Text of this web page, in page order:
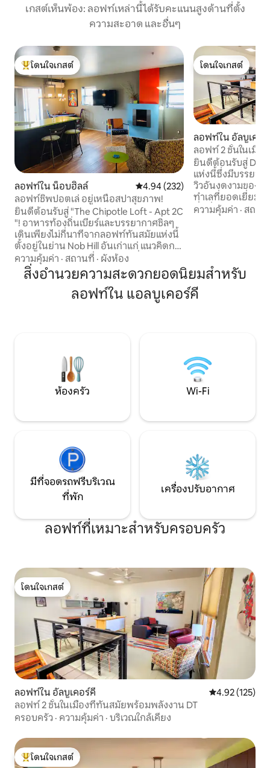
เกสต์เห็นพ้อง: ลอฟท์เหล่านี้ได้รับคะแนนสูงด้านที่ตั้ง
ความสะอาด และอื่นๆ
โดนใจเกสต์ที่สุด
โดนใจเกสต์
ลอฟท์ใน น็อบฮิลล์ คะแนนเฉลี่ย 4.94 จาก 5, 232 รีวิว
4.94 (232)
ลอฟท์ชิพปอตเล่ อยู่เหนือสปาสุขภาพ!
ยินดีต้อนรับสู่ "The Chipotle Loft - Apt 2C
"! อาหารท้องถิ่นเบียร์และบรรยากาศชิลๆ
เดินเพียงไม่กี่นาทีจากลอฟท์ทันสมัยแห่งนี้
ตั้งอยู่ในย่าน Nob Hill อันเก่าแก่ แนวคิดการ
ใช้ชีวิตแบบเปิดโล่งขนาดใหญ่เครื่องซักผ้า
และเครื่องอบผ้าในห้องพักสิ่งจำเป็นทั้งหมด
ที่คุณจะต้องมีเพื่อความสะดวกสบายและ
ความเพลิดเพลินในขณะที่คุณเยี่ยมชมเมือง
ของเราและสัมผัสวัฒนธรรมอันมั่งคั่งของ
เดินลงบันได! * ห้ามสูบบุหรี่ *
ความคุ้มค่า · สถานที่ · ผังห้อง
โดนใจเกสต์
โดนใจเกสต์
ลอฟท์ใน อัลบูเคอร์
ลอฟท์ 2 ชั้นในเมื
พลังงาน DT
ยินดีต้อนรับสู่ DT
แห่งนี้ซึ่งมีบรรยาก
วิวอันงดงามของเ
ทำเลที่ยอดเยี่ยมใ
ดื่มด่ำกับชีวิตในเมื
ประตูบ้าน สถาน
ศักดิ์สิทธิ์ที่เงียบส
เหมือนใครของคว
และความเงียบสงบ เราจะช่วยคุณเอง ที่พัก
ที่มีสิ่งอำนวยความ
ความคุ้มค่า · สถาน
สิ่งอำนวยความสะดวกยอดนิยมสำหรับ
ลอฟท์ใน แอลบูเคอร์คี
ห้องครัว Wi-Fi
มีที่จอดรถฟรีบริเวณ
ที่พัก
เครื่องปรับอากาศ
ลอฟท์ที่เหมาะสำหรับครอบครัว
โดนใจเกสต์
โดนใจเกสต์
ลอฟท์ใน อัลบูเคอร์คี คะแนนเฉลี่ย
4.92 (125)
ลอฟท์ 2 ชั้นในเมืองที่ทันสมัยพร้อมพลังงาน DT
ครอบครัว · ความคุ้มค่า · บริเวณใกล้เคียง
โดนใจเกสต์ที่สุด
โดนใจเกสต์